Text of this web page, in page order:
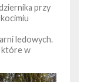
przy
ledowych.
które w